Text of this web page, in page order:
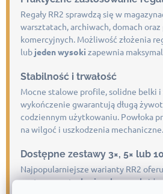
Regały RR2 sprawdzą się w
warsztatach, archiwach, domach
komercyjnych. Możliwość złożenia
lub jeden wysoki zapewnia
Stabilność i trwałość
Mocne stalowe profile, solidne belki
wykończenie gwarantują długą
codziennym użytkowaniu. Powłoka
na wilgoć i uszkodzenia mechaniczne.
Dostępne zestawy 3×, 5× lub
Najpopularniejsze warianty RR2
zestawy w atrakcyjnych cenach,